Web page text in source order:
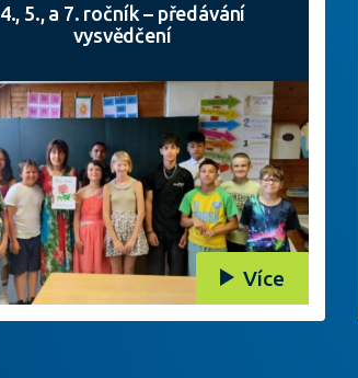
4., 5., a 7. ročník – předávání
vysvědčení
Více